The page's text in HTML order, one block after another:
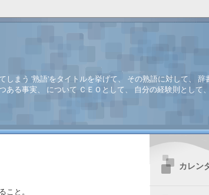
しまう '熟語'をタイトルを挙げて、 その熟語に対して、 辞
ある事実、 について ＣＥＯとして、 自分の経験則として
こと。
カレン